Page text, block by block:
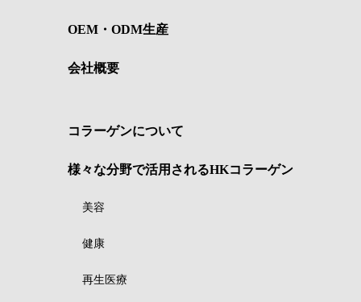
OEM・ODM生産
会社概要
コラーゲンについて
様々な分野で活用されるHKコラーゲン
美容
健康
再生医療